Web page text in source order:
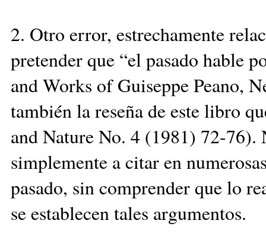
2. Otro error, estrechamente
pretender que “el pasado hable
and Works of Guiseppe Peano,
también la reseña de este libro
and Nature No. 4 (1981) 72-76).
simplemente a citar en
pasado, sin comprender que lo
se establecen tales argumentos.